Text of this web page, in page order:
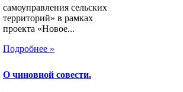
самоуправления сельских
территорий» в рамках
проекта «Новое...
Подробнее »
О чиновной совести.